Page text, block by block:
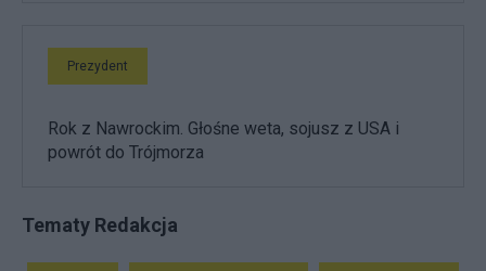
Prezydent
Rok z Nawrockim. Głośne weta, sojusz z USA i
powrót do Trójmorza
Tematy Redakcja